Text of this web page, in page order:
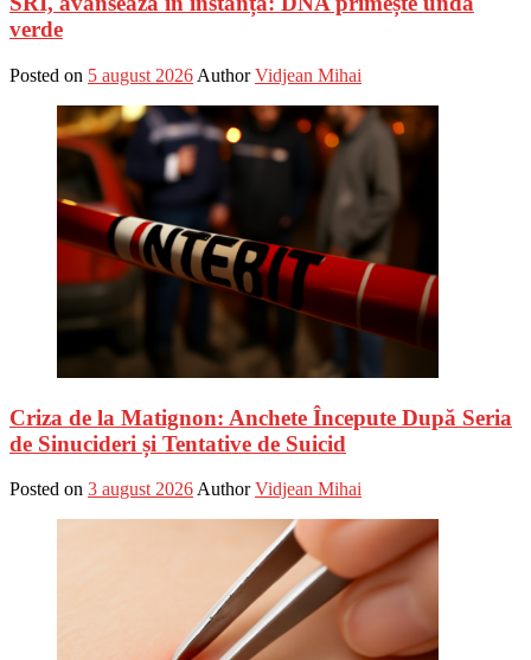
verde
Posted on 5 august 2026 Author Vidjean Mihai
Criza de la Matignon: Anchete Începute După Seria
de Sinucideri și Tentative de Suicid
Posted on 3 august 2026 Author Vidjean Mihai